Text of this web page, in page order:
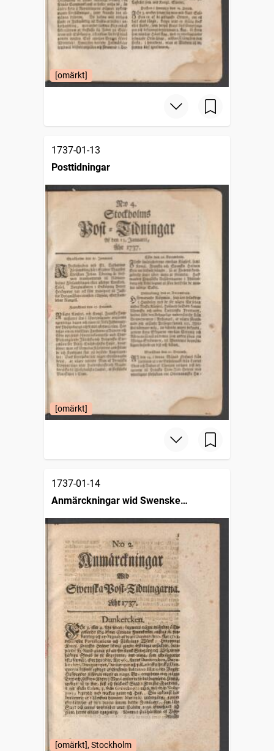
[omärkt]
1737-01-13
Posttidningar
[omärkt]
1737-01-14
Anmärckningar wid Swenske
posttidningarne
[omärkt], Stockholm